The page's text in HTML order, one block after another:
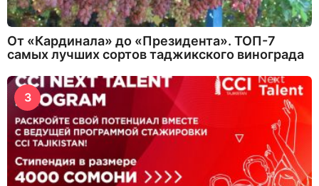
От «Кардинала» до «Президента». ТОП-7
самых лучших сортов таджикского винограда
3